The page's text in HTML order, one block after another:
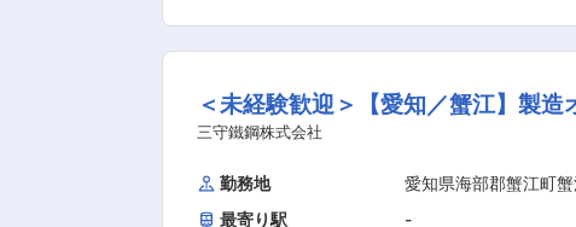
は社風として早期退社を進めており、年
る場合がございますが、しっかりと振替
く方が不利益を被らぬように様々な手当
＜未経験歓迎＞【愛知／蟹江】製
三守鐵鋼株式会社
勤務地
愛知県海部郡蟹江町蟹
最寄り駅
-